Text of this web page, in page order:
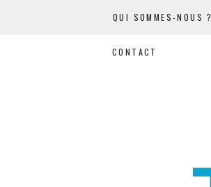
QUI SOMMES-NOUS ?
CONTACT